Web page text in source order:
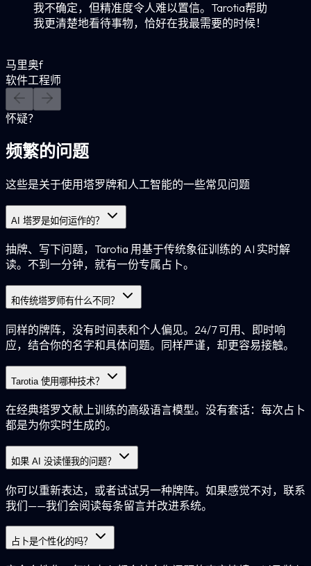
我不确定，但精准度令人难以置信。Tarotia帮助
我更清楚地看待事物，恰好在我最需要的时候！
马里奥f
软件工程师
怀疑？
频繁的问题
这些是关于使用塔罗牌和人工智能的一些常见问题
AI 塔罗是如何运作的？
抽牌、写下问题，Tarotia 用基于传统象征训练的 AI 实时解
读。不到一分钟，就有一份专属占卜。
和传统塔罗师有什么不同？
同样的牌阵，没有时间表和个人偏见。24/7 可用、即时响
应，结合你的名字和具体问题。同样严谨，却更容易接触。
Tarotia 使用哪种技术？
在经典塔罗文献上训练的高级语言模型。没有套话：每次占卜
都是为你实时生成的。
如果 AI 没读懂我的问题？
你可以重新表达，或者试试另一种牌阵。如果感觉不对，联系
我们——我们会阅读每条留言并改进系统。
占卜是个性化的吗？